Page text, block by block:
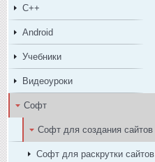
C++
Android
Учебники
Видеоуроки
Софт
Софт для создания сайтов
Софт для раскрутки сайтов